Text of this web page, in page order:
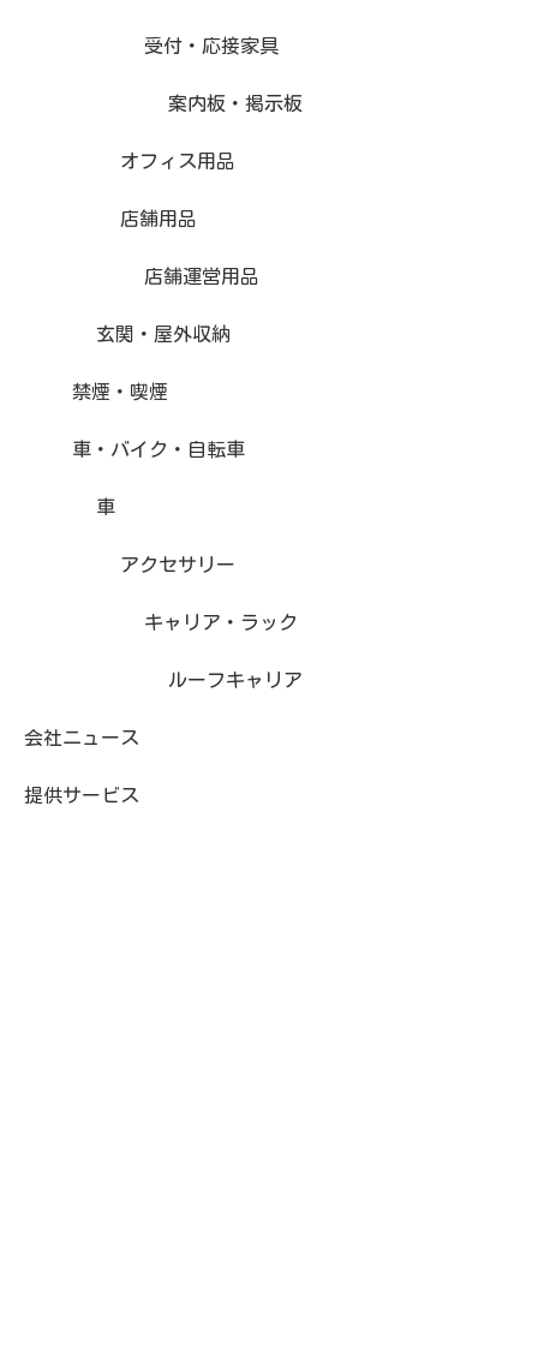
受付・応接家具
案内板・掲示板
オフィス用品
店舗用品
店舗運営用品
玄関・屋外収納
禁煙・喫煙
車・バイク・自転車
車
アクセサリー
キャリア・ラック
ルーフキャリア
会社ニュース
提供サービス